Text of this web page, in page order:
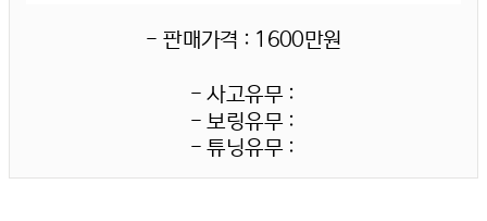
- 판매가격 : 1600만원
- 사고유무 :
- 보링유무 :
- 튜닝유무 :